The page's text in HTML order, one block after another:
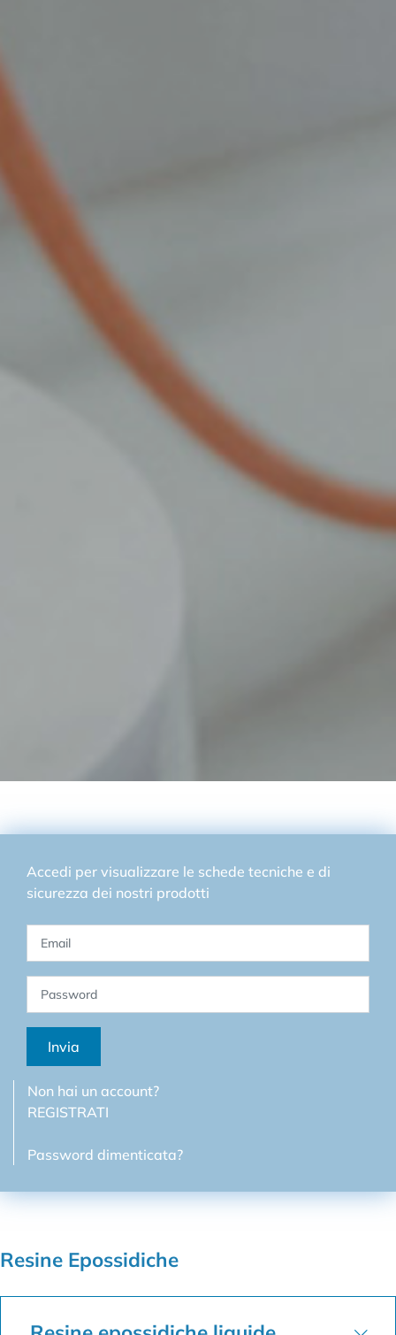
Accedi per visualizzare le schede tecniche e di
sicurezza dei nostri prodotti
Invia
Non hai un account?
REGISTRATI
Password dimenticata?
Resine Epossidiche